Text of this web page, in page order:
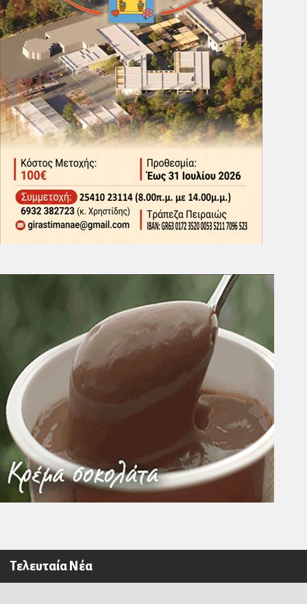
Τελευταία Νέα